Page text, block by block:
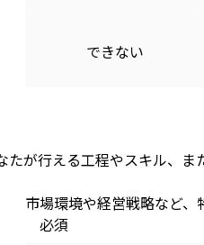
できない
が行える工程やスキル、ま
市場環境や経営戦略など